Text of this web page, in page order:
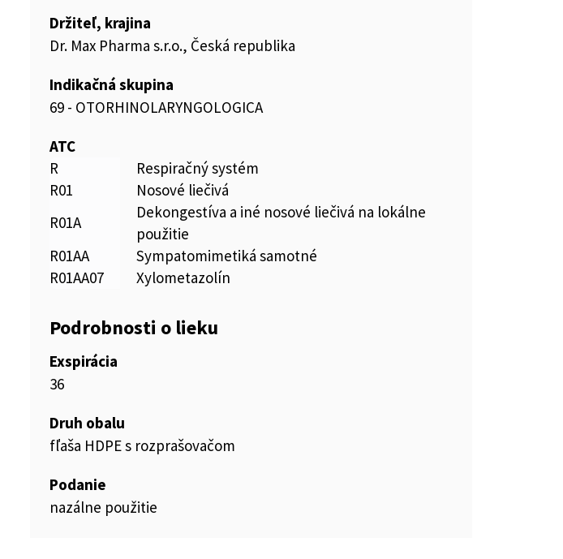
Držiteľ, krajina
Dr. Max Pharma s.r.o., Česká republika
Indikačná skupina
69 - OTORHINOLARYNGOLOGICA
ATC
R
Respiračný systém
R01
Nosové liečivá
R01A
Dekongestíva a iné nosové liečivá na lokálne
použitie
R01AA
Sympatomimetiká samotné
R01AA07
Xylometazolín
Podrobnosti o lieku
Exspirácia
36
Druh obalu
fľaša HDPE s rozprašovačom
Podanie
nazálne použitie